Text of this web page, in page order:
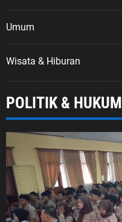
Umum
Wisata & Hiburan
POLITIK & HUKUM